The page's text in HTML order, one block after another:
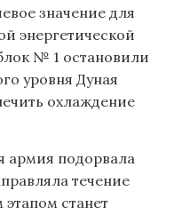
значение для
энергетической
№ 1 остановили
уровня Дуная
охлаждение
армия подорвала
течение
станет